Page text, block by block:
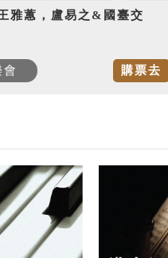
雅蕙，盧易之&國臺交
購票去
會